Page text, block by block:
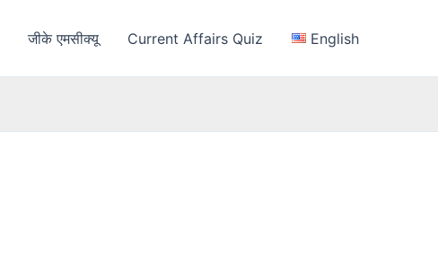
जीके एमसीक्यू Current Affairs Quiz English